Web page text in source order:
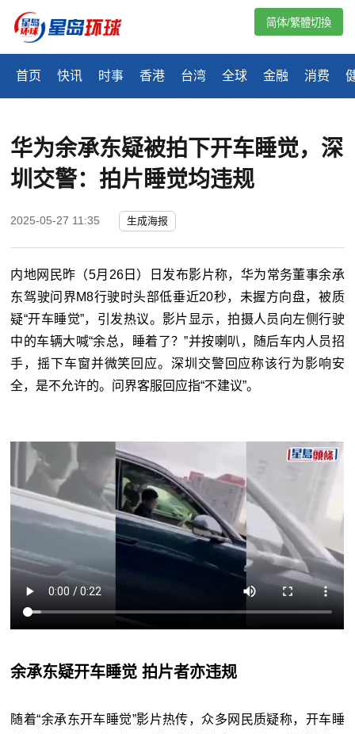
首页 快讯 时事 香港 台湾 全球 金融 消费
简体/繁體切換
华为余承东疑被拍下开车睡觉，深
圳交警：拍片睡觉均违规
2025-05-27 11:35 生成海报
内地网民昨（5月26日）日发布影片称，华为常务董事余承
东驾驶问界M8行驶时头部低垂近20秒，未握方向盘，被质
疑“开车睡觉”，引发热议。影片显示，拍摄人员向左侧行驶
中的车辆大喊“余总，睡着了？”并按喇叭，随后车内人员招
手，摇下车窗并微笑回应。深圳交警回应称该行为影响安
全，是不允许的。问界客服回应指“不建议”。
余承东疑开车睡觉 拍片者亦违规
随着“余承东开车睡觉”影片热传，众多网民质疑称，开车睡